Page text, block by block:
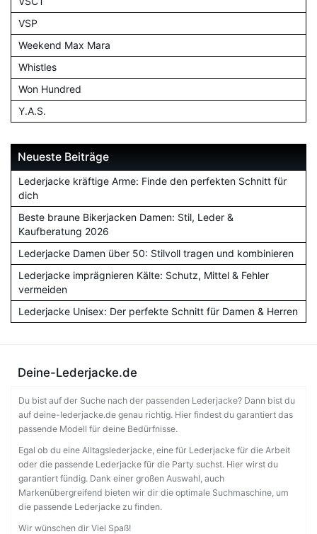
VSP
Weekend Max Mara
Whistles
Won Hundred
Y.A.S.
Neueste Beiträge
Lederjacke kräftige Arme: Finde den perfekten Schnitt für
dich
Beste braune Bikerjacken Damen: Stil, Leder &
Kaufberatung 2026
Lederjacke Damen über 50: Stilvoll tragen und kombinieren
Lederjacke imprägnieren Kälte: Schutz, Mittel & Fehler
vermeiden
Lederjacke Unisex: Der perfekte Schnitt für Damen & Herren
Deine-Lederjacke.de
Du bist auf der Suche nach der passenden Lederjacke? Dann bist du
auf deine-lederjacke.de genau richtig. Hier findest du garantiert das
passende Modell für deine Bedürfnisse.
Egal ob du eine Alltagslederjacke, eine für Lederjacke für die Arbeit
oder die passende Lederjacke für die Party suchst. Hier wirst du
garantiert fündig. Dank einer großen Auswahl, auch
Markenübergreifend bieten wir dir die optimale Suchmaschine, um
die passende Lederjacke zu finden.
Wir wünschen dir Viel Spaß!